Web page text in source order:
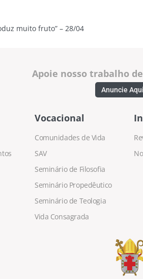
muito fruto” – 28/04
Apoie nosso trabalho
Anuncie Aqui
Vocacional
Comunidades de Vida
SAV
Seminário de Filosofia
Seminário Propedêutico
Seminário de Teologia
Vida Consagrada